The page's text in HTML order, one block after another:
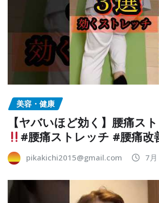
美容・健康
【ヤバいほど効く】腰痛ス
#腰痛ストレッチ #腰痛改
pikakichi2015@gmail.com 7